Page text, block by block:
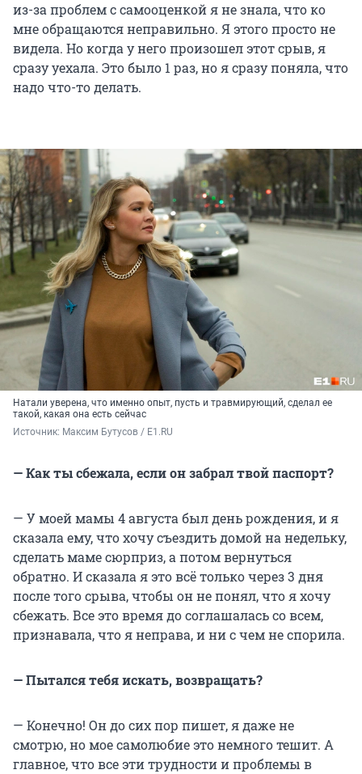
из-за проблем с самооценкой я не знала, что ко
мне обращаются неправильно. Я этого просто не
видела. Но когда у него произошел этот срыв, я
сразу уехала. Это было 1 раз, но я сразу поняла, что
надо что-то делать.
Натали уверена, что именно опыт, пусть и травмирующий, сделал ее
такой, какая она есть сейчас
Источник: Максим Бутусов / E1.RU
— Как ты сбежала, если он забрал твой паспорт?
— У моей мамы 4 августа был день рождения, и я
сказала ему, что хочу съездить домой на недельку,
сделать маме сюрприз, а потом вернуться
обратно. И сказала я это всё только через 3 дня
после того срыва, чтобы он не понял, что я хочу
сбежать. Все это время до соглашалась со всем,
признавала, что я неправа, и ни с чем не спорила.
— Пытался тебя искать, возвращать?
— Конечно! Он до сих пор пишет, я даже не
смотрю, но мое самолюбие это немного тешит. А
главное, что все эти трудности и проблемы в